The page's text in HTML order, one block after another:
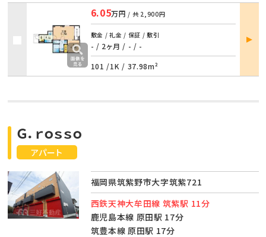
6.05万円 / 共 2,900円
敷金 / 礼金 / 保証 / 敷引
- / 2ヶ月 / - / -
101 /1K / 37.98m²
部屋
詳細
アパート
Ｇ．ｒｏｓｓｏ
福岡県筑紫野市大字筑紫721
西鉄天神大牟田線 筑紫駅 11分
鹿児島本線 原田駅 17分
筑豊本線 原田駅 17分